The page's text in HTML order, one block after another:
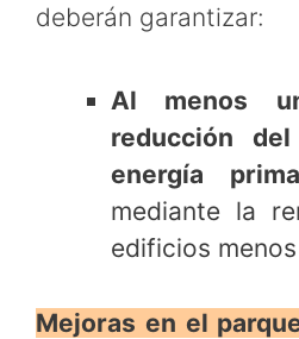
deberán garantizar:
Al menos
reducción
energía
mediante la
edificios
Mejoras en el